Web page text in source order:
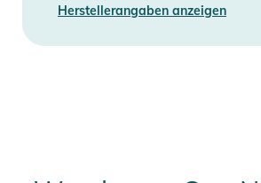
- Scheibenschutz: Dieser faltbare
deine Tasche und lässt sich magnetisch
Herstellerangaben anzeigen